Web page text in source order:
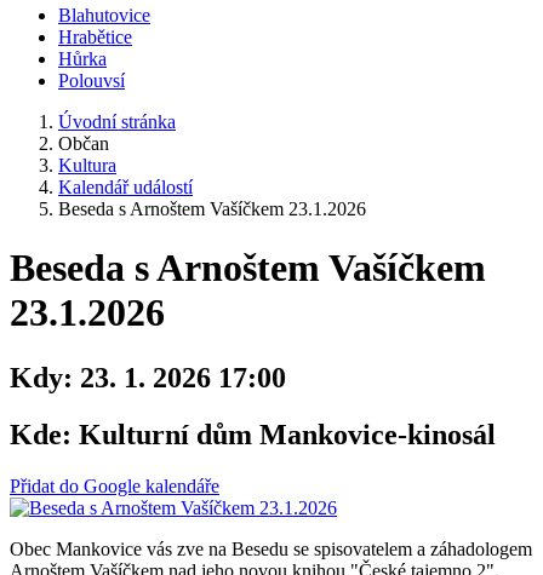
Blahutovice
Hrabětice
Hůrka
Polouvsí
Úvodní stránka
Občan
Kultura
Kalendář událostí
Beseda s Arnoštem Vašíčkem 23.1.2026
Beseda s Arnoštem Vašíčkem
23.1.2026
Kdy: 23. 1. 2026 17:00
Kde: Kulturní dům Mankovice-kinosál
Přidat do Google kalendáře
Obec Mankovice vás zve na Besedu se spisovatelem a záhadologem
Arnoštem Vašíčkem nad jeho novou knihou "České tajemno 2".